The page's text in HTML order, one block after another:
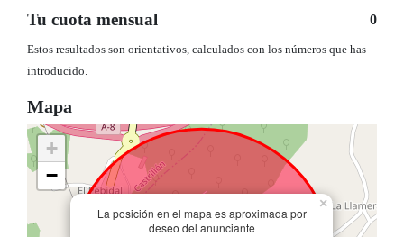
Tu cuota mensual 0
Estos resultados son orientativos, calculados con los números que has
introducido.
Mapa
La posición en el mapa es aproximada por
deseo del anunciante
×
+
−